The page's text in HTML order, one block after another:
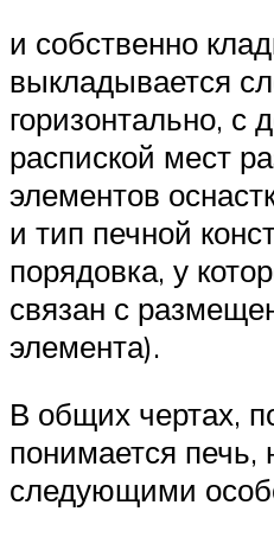
и собственно
выкладывается
горизонтально, с
распиской мест
элементов
и тип печной
порядовка, у
связан с
элемента).
В общих чертах,
понимается печь,
следующими